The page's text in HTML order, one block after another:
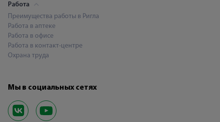
Работа
Преимущества работы в Ригла
Работа в аптеке
Работа в офисе
Работа в контакт-центре
Охрана труда
Мы в социальных сетях